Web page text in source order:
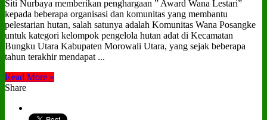
Siti Nurbaya memberikan penghargaan ” Award Wana Lestari”
kepada beberapa organisasi dan komunitas yang membantu
pelestarian hutan, salah satunya adalah Komunitas Wana Posangke
untuk kategori kelompok pengelola hutan adat di Kecamatan
Bungku Utara Kabupaten Morowali Utara, yang sejak beberapa
tahun terakhir mendapat ...
Read More »
Share